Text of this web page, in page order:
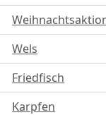
Wels
Friedfisch
Karpfen